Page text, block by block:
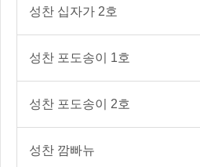
성찬 십자가 2호
성찬 포도송이 1호
성찬 포도송이 2호
성찬 깜빠뉴